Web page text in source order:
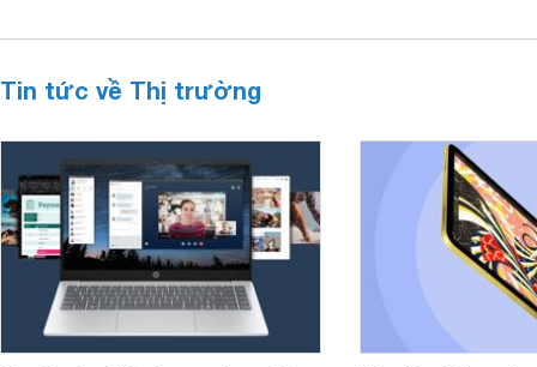
Tin tức về Thị trường